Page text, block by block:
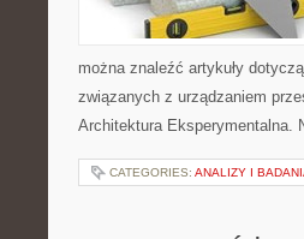
można znaleźć artykuły
związanych z urządzaniem
Architektura Eksperymentalna.
CATEGORIES: ANALIZY I